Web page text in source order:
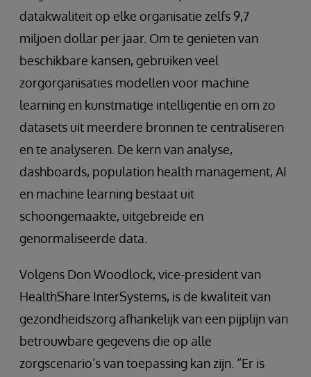
datakwaliteit op elke organisatie zelfs 9,7
miljoen dollar per jaar. Om te genieten van
beschikbare kansen, gebruiken veel
zorgorganisaties modellen voor machine
learning en kunstmatige intelligentie en om zo
datasets uit meerdere bronnen te centraliseren
en te analyseren. De kern van analyse,
dashboards, population health management, AI
en machine learning bestaat uit
schoongemaakte, uitgebreide en
genormaliseerde data.
Volgens Don Woodlock, vice-president van
HealthShare InterSystems, is de kwaliteit van
gezondheidszorg afhankelijk van een pijplijn van
betrouwbare gegevens die op alle
zorgscenario’s van toepassing kan zijn. “Er is